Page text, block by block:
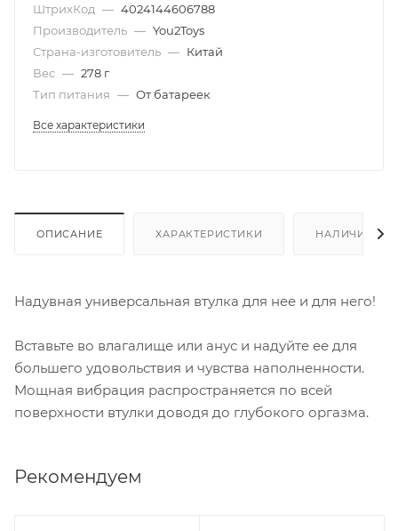
ШтрихКод — 4024144606788
Производитель — You2Toys
Страна-изготовитель — Китай
Вес — 278 г
Тип питания — От батареек
Все характеристики
ОПИСАНИЕ ХАРАКТЕРИСТИКИ НАЛИЧИЕ
Надувная универсальная втулка для нее и для него!
Вставьте во влагалище или анус и надуйте ее для
большего удовольствия и чувства наполненности.
Мощная вибрация распространяется по всей
поверхности втулки доводя до глубокого оргазма.
Рекомендуем